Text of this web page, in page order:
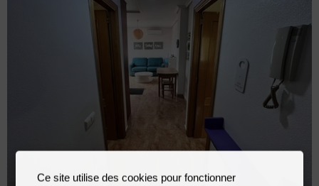
Ce site utilise des cookies pour fonctionner